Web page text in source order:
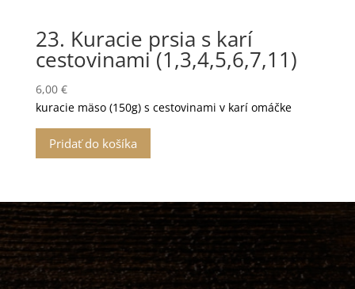
23. Kuracie prsia s karí
cestovinami (1,3,4,5,6,7,11)
6,00 €
kuracie mäso (150g) s cestovinami v karí omáčke
Pridať do košíka